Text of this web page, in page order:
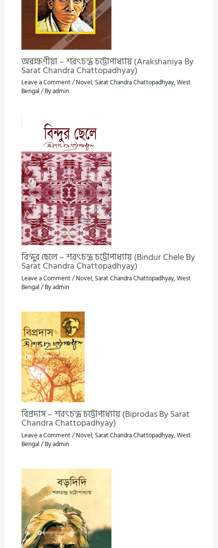
অরক্ষণীয়া – শরৎচন্দ্র চট্টোপাধ্যায় (Arakshaniya By
Sarat Chandra Chattopadhyay)
Leave a Comment/Novel, Sarat Chandra Chattopadhyay,West
Bengal / Byadmin
বিন্দুর ছেলে – শরৎচন্দ্র চট্টোপাধ্যায় (Bindur Chele By
Sarat Chandra Chattopadhyay)
Leave a Comment/Novel, Sarat Chandra Chattopadhyay,West
Bengal / Byadmin
বিপ্রদাস – শরৎচন্দ্র চট্টোপাধ্যায় (Biprodas By Sarat
Chandra Chattopadhyay)
Leave a Comment/Novel, Sarat Chandra Chattopadhyay,West
Bengal / Byadmin